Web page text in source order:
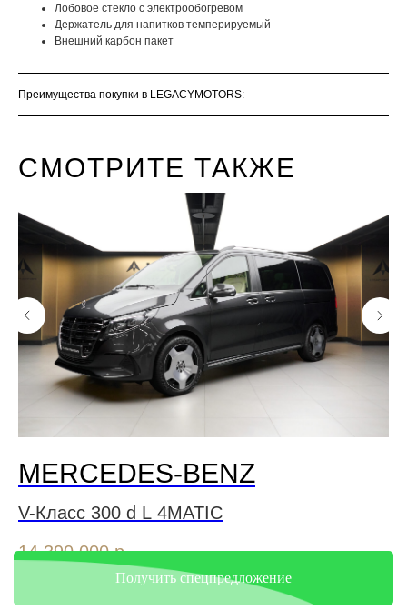
Лобовое стекло с электрообогревом
Держатель для напитков темперируемый
Внешний карбон пакет
Преимущества покупки в LEGACYMOTORS:
СМОТРИТЕ ТАКЖЕ
MERCEDES-BENZ
V-Класс 300 d L 4MATIC
14 390 000 р.
Получить спецпредложение